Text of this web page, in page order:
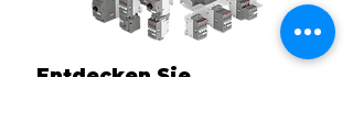
Entdecken Sie